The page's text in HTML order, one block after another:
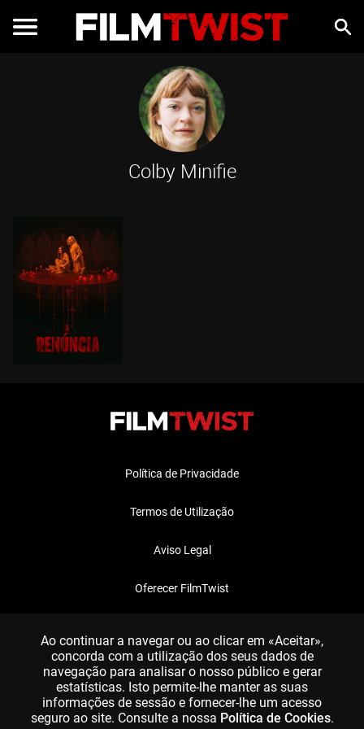
Colby Minifie
Política de Privacidade
Termos de Utilização
Aviso Legal
Oferecer FilmTwist
Ao continuar a navegar ou ao clicar em «Aceitar»,
concorda com a utilização dos seus dados de
navegação para analisar o nosso público e gerar
estatísticas. Isto permite-lhe manter as suas
informações de sessão e fornecer-lhe um acesso
seguro ao site. Consulte a nossa Política de Cookies.